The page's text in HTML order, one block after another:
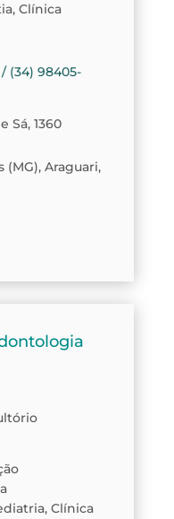
Clínica
/ (34) 98405-
Sá, 1360
(MG), Araguari,
Clínica